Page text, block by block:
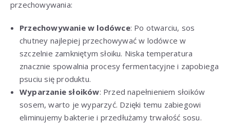
przechowywania:
Przechowywanie w lodówce: Po otwarciu, sos
chutney najlepiej przechowywać w lodówce w
szczelnie zamkniętym słoiku. Niska temperatura
znacznie spowalnia procesy fermentacyjne i zapobiega
psuciu się produktu.
Wyparzanie słoików: Przed napełnieniem słoików
sosem, warto je wyparzyć. Dzięki temu zabiegowi
eliminujemy bakterie i przedłużamy trwałość sosu.